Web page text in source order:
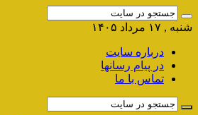
شنبه , ۱۷ مرداد ۱۴۰۵
درباره سایت
در پیام رسانها
تماس با ما